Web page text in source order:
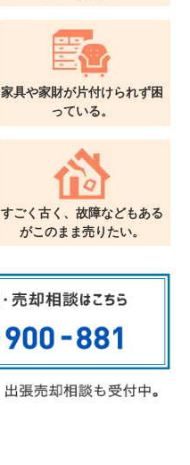
家具や家財が片付けられず困
っている。
すごく古く、故障などもある
がこのまま売りたい。